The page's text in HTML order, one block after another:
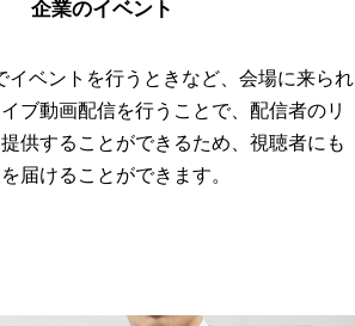
企業のイベント
イベントを行うときなど、会場に来られ
ブ動画配信を行うことで、配信者のリ
供することができるため、視聴者にも
届けることができます。